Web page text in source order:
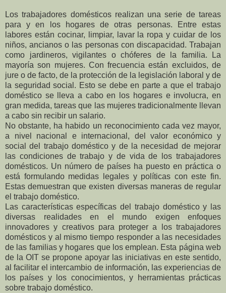
Los trabajadores domésticos realizan una serie de tareas
para y en los hogares de otras personas. Entre estas
labores están cocinar, limpiar, lavar la ropa y cuidar de los
niños, ancianos o las personas con discapacidad. Trabajan
como jardineros, vigilantes o chóferes de la familia. La
mayoría son mujeres. Con frecuencia están excluidos, de
jure o de facto, de la protección de la legislación laboral y de
la seguridad social. Esto se debe en parte a que el trabajo
doméstico se lleva a cabo en los hogares e involucra, en
gran medida, tareas que las mujeres tradicionalmente llevan
a cabo sin recibir un salario.
No obstante, ha habido un reconocimiento cada vez mayor,
a nivel nacional e internacional, del valor económico y
social del trabajo doméstico y de la necesidad de mejorar
las condiciones de trabajo y de vida de los trabajadores
domésticos. Un número de países ha puesto en práctica o
está formulando medidas legales y políticas con este fin.
Estas demuestran que existen diversas maneras de regular
el trabajo doméstico.
Las características específicas del trabajo doméstico y las
diversas realidades en el mundo exigen enfoques
innovadores y creativos para proteger a los trabajadores
domésticos y al mismo tiempo responder a las necesidades
de las familias y hogares que los emplean. Esta página web
de la OIT se propone apoyar las iniciativas en este sentido,
al facilitar el intercambio de información, las experiencias de
los países y los conocimientos, y herramientas prácticas
sobre trabajo doméstico.